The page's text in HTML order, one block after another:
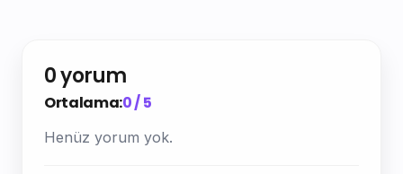
0 yorum
Ortalama:0 / 5
Henüz yorum yok.